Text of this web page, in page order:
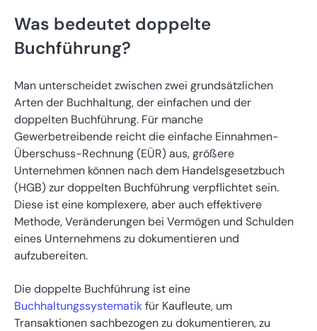
Was bedeutet doppelte
Buchführung?
Man unterscheidet zwischen zwei grundsätzlichen
Arten der Buchhaltung, der einfachen und der
doppelten Buchführung. Für manche
Gewerbetreibende reicht die einfache Einnahmen-
Überschuss-Rechnung (EÜR) aus, größere
Unternehmen können nach dem Handelsgesetzbuch
(HGB) zur doppelten Buchführung verpflichtet sein.
Diese ist eine komplexere, aber auch effektivere
Methode, Veränderungen bei Vermögen und Schulden
eines Unternehmens zu dokumentieren und
aufzubereiten.
Die doppelte Buchführung ist eine
Buchhaltungssystematikfür Kaufleute, um
Transaktionen sachbezogen zu dokumentieren, zu